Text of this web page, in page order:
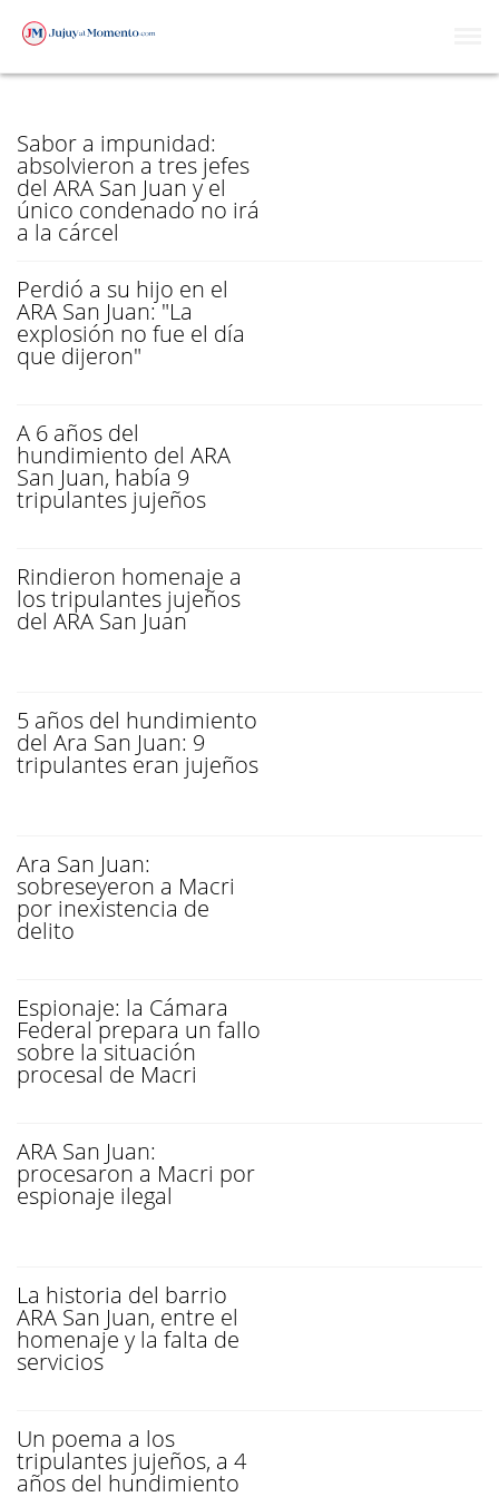
ARA SAN JUAN
Sabor a impunidad:
absolvieron a tres jefes
del ARA San Juan y el
único condenado no irá
a la cárcel
Perdió a su hijo en el
ARA San Juan: "La
explosión no fue el día
que dijeron"
A 6 años del
hundimiento del ARA
San Juan, había 9
tripulantes jujeños
Rindieron homenaje a
los tripulantes jujeños
del ARA San Juan
5 años del hundimiento
del Ara San Juan: 9
tripulantes eran jujeños
Ara San Juan:
sobreseyeron a Macri
por inexistencia de
delito
Espionaje: la Cámara
Federal prepara un fallo
sobre la situación
procesal de Macri
ARA San Juan:
procesaron a Macri por
espionaje ilegal
La historia del barrio
ARA San Juan, entre el
homenaje y la falta de
servicios
Un poema a los
tripulantes jujeños, a 4
años del hundimiento